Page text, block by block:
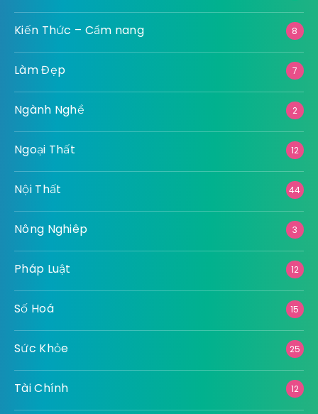
Kiến Thức – Cẩm nang 8
Làm Đẹp 7
Ngành Nghề 2
Ngoại Thất 12
Nội Thất 44
Nông Nghiêp 3
Pháp Luật 12
Số Hoá 15
Sức Khỏe 25
Tài Chính 12